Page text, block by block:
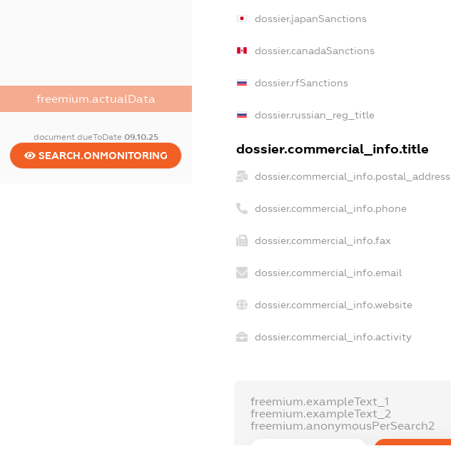
freemium.actualData
document.dueToDate 09.10.25
SEARCH.ONMONITORING
dossier.japanSanctions
dossier.canadaSanctions
dossier.rfSanctions
dossier.russian_reg_title
dossier.commercial_info.title
dossier.commercial_info.postal_address
dossier.commercial_info.phone
dossier.commercial_info.fax
dossier.commercial_info.email
dossier.commercial_info.website
dossier.commercial_info.activity
freemium.exampleText_1
freemium.exampleText_2
freemium.anonymousPerSearch2